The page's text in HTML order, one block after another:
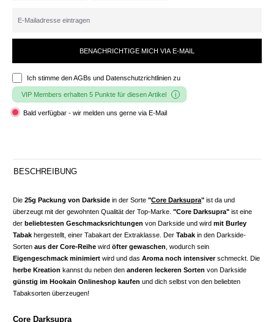
BENACHRICHTIGE MICH VIA E-MAIL
Ich stimme denAGBs und Datenschutzrichtlinien zu
VIP Members erhalten 5 Punkte für diesen Artikel
Bald verfügbar - wir melden uns gerne via E-Mail
BESCHREIBUNG
Die 25g Packung von Darkside in der Sorte "Core Darksupra" ist da und
überzeugt mit der gewohnten Qualität der Top-Marke. "Core Darksupra" ist eine
der beliebtesten Geschmacksrichtungen von Darkside und wird mit Burley
Tabak hergestellt, einer Tabakart der Extraklasse. Der Tabak in den Darkside-
Sorten aus der Core-Reihe wird öfter gewaschen , wodurch sein
Eigengeschmack minimiert wird und das Aroma noch intensiverschmeckt. Die
herbe Kreation kannst du neben den anderen leckeren Sorten von Darkside
günstig im Hookain Onlineshop kaufen und dich selbst von den beliebten
Tabaksorten überzeugen!
Core Darksupra